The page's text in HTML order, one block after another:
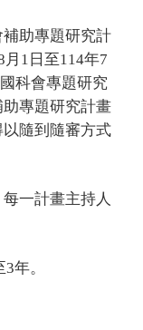
助專題研究計
1日至114年7
科會專題研究
專題研究計畫
隨到隨審方式
一計畫主持人
年。